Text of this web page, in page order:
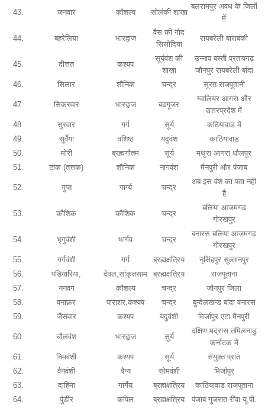
43. जनवार कौशल्य सोलंकी शाखा
बलरामपुर अवध के जिलों
में
44. बहरेलिया भारद्वाज
वैस की गोद
सिसोदिया
रायबरेली बाराबंकी
45. दीत्तत कश्यप
सूर्यवंश की
शाखा
उन्नाव बस्ती प्रतापगढ़
जौनपुर रायबरेली बांदा
46.
सिलार शौनिक चन्द्र सूरत राजपूतानी
47. सिकरवार भारद्वाज बढगूजर
ग्वालियर आगरा और
उत्तरप्रदेश में
48.
सुरवार गर्ग सूर्य
कठियावाड में
49.
सुर्वैया वशिष्ठ यदुवंश
काठियावाड
50.
मोरी ब्रह्मगौतम सूर्य
मथुरा आगरा धौलपुर
51.
टांक (तत्तक) शौनिक नागवंश मैनपुरी और पंजाब
52. गुप्त गार्ग्य चन्द्र
अब इस वंश का पता नही
है
53. कौशिक कौशिक चन्द्र
बलिया आजमगढ
गोरखपुर
54. भृगुवंशी भार्गव चन्द्र
बनारस बलिया आजमगढ़
गोरखपुर
55.
गर्गवंशी गर्ग ब्रह्मक्षत्रिय
नृसिंहपुर सुल्तानपुर
56.
पडियारिया, देवल,सांकृतसाम ब्रह्मक्षत्रिय
राजपूताना
57.
ननवग कौशल्य चन्द्र
जौनपुर जिला
58.
वनाफ़र पाराशर,कश्यप चन्द्र
बुन्देलखन्ड बांदा वनारस
59.
जैसवार कश्यप यदुवंशी मिर्जापुर एटा मैनपुरी
60. चौलवंश भारद्वाज सूर्य
दक्षिण मद्रास तमिलनाडु
कर्नाटक में
61.
निमवंशी कश्यप सूर्य
संयुक्त प्रांत
62.
वैनवंशी वैन्य सोमवंशी
मिर्जापुर
63.
दाहिमा गार्गेय ब्रह्मक्षत्रिय
काठियावाड राजपूताना
64.
पुंडीर कपिल ब्रह्मक्षत्रिय
पंजाब गुजरात रींवा यू.पी.